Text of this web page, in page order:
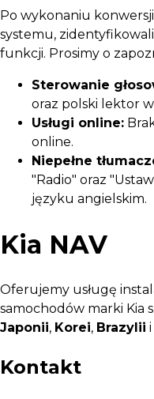
Po wykonaniu
systemu,
funkcji. Prosimy o
Sterowanie
oraz polski lektor
Usługi online:
online.
Niepełne
"Radio" oraz
języku angielskim.
Kia NAV
Oferujemy usługę
samochodów marki Kia
Japonii, Korei, Brazylii
Kontakt